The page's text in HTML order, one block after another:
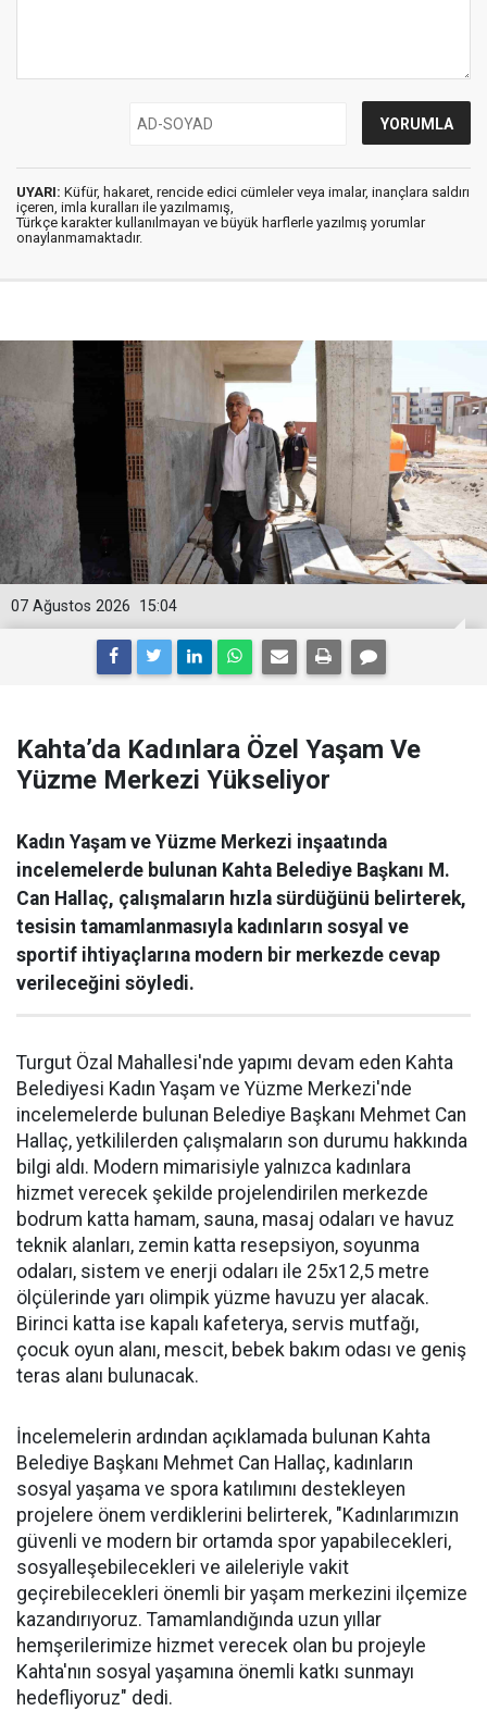
UYARI: Küfür, hakaret, rencide edici cümleler veya imalar, inançlara saldırı
içeren, imla kuralları ile yazılmamış,
Türkçe karakter kullanılmayan ve büyük harflerle yazılmış yorumlar
onaylanmamaktadır.
15:04
07 Ağustos 2026
Kahta’da Kadınlara Özel Yaşam Ve
Yüzme Merkezi Yükseliyor
Kadın Yaşam ve Yüzme Merkezi inşaatında
incelemelerde bulunan Kahta Belediye Başkanı M.
Can Hallaç, çalışmaların hızla sürdüğünü belirterek,
tesisin tamamlanmasıyla kadınların sosyal ve
sportif ihtiyaçlarına modern bir merkezde cevap
verileceğini söyledi.
Turgut Özal Mahallesi'nde yapımı devam eden Kahta
Belediyesi Kadın Yaşam ve Yüzme Merkezi'nde
incelemelerde bulunan Belediye Başkanı Mehmet Can
Hallaç, yetkililerden çalışmaların son durumu hakkında
bilgi aldı. Modern mimarisiyle yalnızca kadınlara
hizmet verecek şekilde projelendirilen merkezde
bodrum katta hamam, sauna, masaj odaları ve havuz
teknik alanları, zemin katta resepsiyon, soyunma
odaları, sistem ve enerji odaları ile 25x12,5 metre
ölçülerinde yarı olimpik yüzme havuzu yer alacak.
Birinci katta ise kapalı kafeterya, servis mutfağı,
çocuk oyun alanı, mescit, bebek bakım odası ve geniş
teras alanı bulunacak.
İncelemelerin ardından açıklamada bulunan Kahta
Belediye Başkanı Mehmet Can Hallaç, kadınların
sosyal yaşama ve spora katılımını destekleyen
projelere önem verdiklerini belirterek, "Kadınlarımızın
güvenli ve modern bir ortamda spor yapabilecekleri,
sosyalleşebilecekleri ve aileleriyle vakit
geçirebilecekleri önemli bir yaşam merkezini ilçemize
kazandırıyoruz. Tamamlandığında uzun yıllar
hemşerilerimize hizmet verecek olan bu projeyle
Kahta'nın sosyal yaşamına önemli katkı sunmayı
hedefliyoruz" dedi.